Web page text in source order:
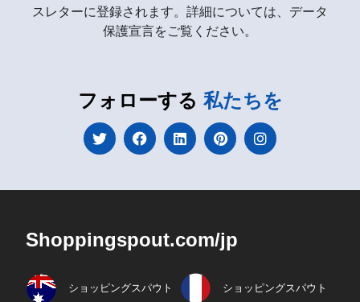
スレターに登録されます。詳細については、データ
保護宣言をご覧ください。
フォローする 私たちを
Shoppingspout.com/jp
ショッピングスパウト ショッピングスパウト